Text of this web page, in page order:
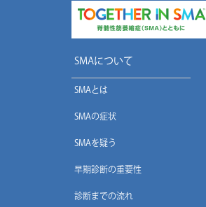
SMAについて
SMAとは
SMAの症状
SMAを疑う
早期診断の重要性
診断までの流れ